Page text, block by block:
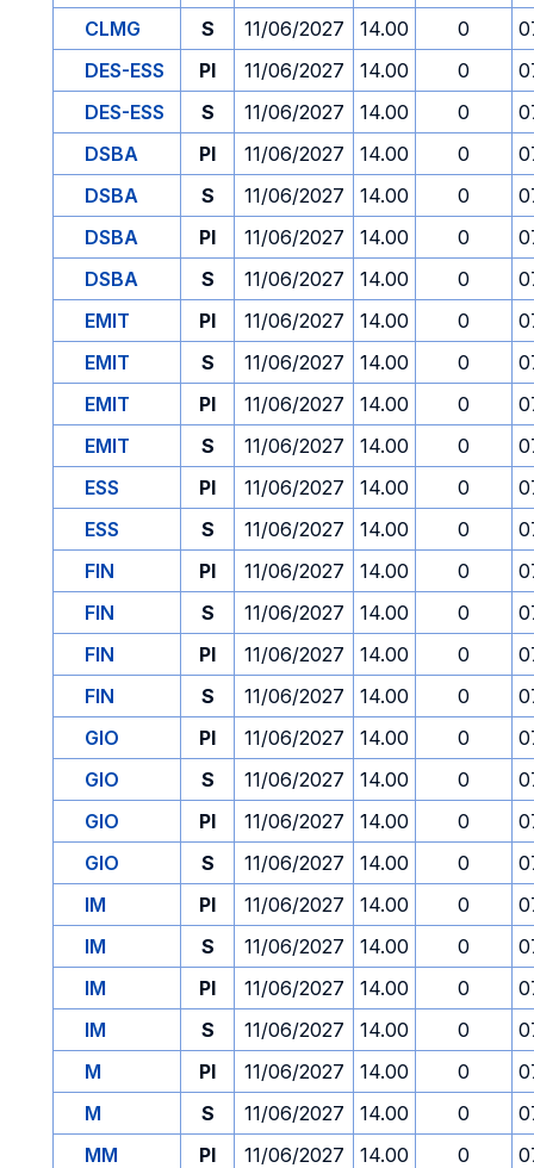
CLMG
S 11/06/2027 14.00 0
DES-ESS
PI 11/06/2027 14.00 0
DES-ESS
S 11/06/2027 14.00 0
DSBA
PI 11/06/2027 14.00 0
DSBA
S 11/06/2027 14.00 0
DSBA
PI 11/06/2027 14.00 0
DSBA
S 11/06/2027 14.00 0
EMIT
PI 11/06/2027 14.00 0
EMIT
S 11/06/2027 14.00 0
EMIT
PI 11/06/2027 14.00 0
EMIT
S 11/06/2027 14.00 0
ESS
PI 11/06/2027 14.00 0
ESS
S 11/06/2027 14.00 0
FIN
PI 11/06/2027 14.00 0
FIN
S 11/06/2027 14.00 0
FIN
PI 11/06/2027 14.00 0
FIN
S 11/06/2027 14.00 0
GIO
PI 11/06/2027 14.00 0
GIO
S 11/06/2027 14.00 0
GIO
PI 11/06/2027 14.00 0
GIO
S 11/06/2027 14.00 0
IM
PI 11/06/2027 14.00 0
IM
S 11/06/2027 14.00 0
IM
PI 11/06/2027 14.00 0
IM
S 11/06/2027 14.00 0
M
PI 11/06/2027 14.00 0
M
S 11/06/2027 14.00 0
MM
PI 11/06/2027 14.00 0